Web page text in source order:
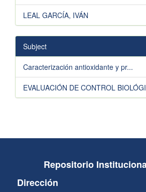
LEAL GARCÍA, IVÁN
Subject
Caracterización antioxidante y pr...
EVALUACIÓN DE CONTROL
Repositorio
Dirección